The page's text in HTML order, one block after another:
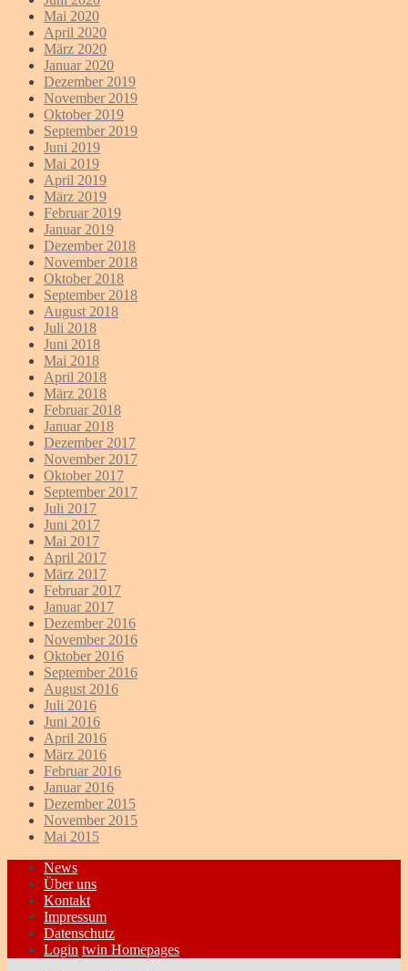
Mai 2020
April 2020
März 2020
Januar 2020
Dezember 2019
November 2019
Oktober 2019
September 2019
Juni 2019
Mai 2019
April 2019
März 2019
Februar 2019
Januar 2019
Dezember 2018
November 2018
Oktober 2018
September 2018
August 2018
Juli 2018
Juni 2018
Mai 2018
April 2018
März 2018
Februar 2018
Januar 2018
Dezember 2017
November 2017
Oktober 2017
September 2017
Juli 2017
Juni 2017
Mai 2017
April 2017
März 2017
Februar 2017
Januar 2017
Dezember 2016
November 2016
Oktober 2016
September 2016
August 2016
Juli 2016
Juni 2016
April 2016
März 2016
Februar 2016
Januar 2016
Dezember 2015
November 2015
Mai 2015
News
Über uns
Kontakt
Impressum
Datenschutz
Login twin Homepages